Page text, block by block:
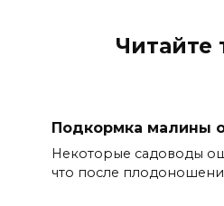
Читайте
Подкормка малины
Некоторые садоводы
что после